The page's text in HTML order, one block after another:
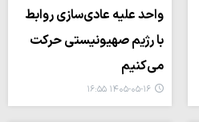
واحد علیه عادی‌سازی روابط
با رژیم صهیونیستی حرکت
می‌کنیم
۱۴۰۵-۰۵-۱۶ ۱۶:۵۵